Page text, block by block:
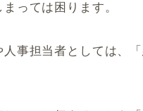
っては困ります。
事担当者としては、